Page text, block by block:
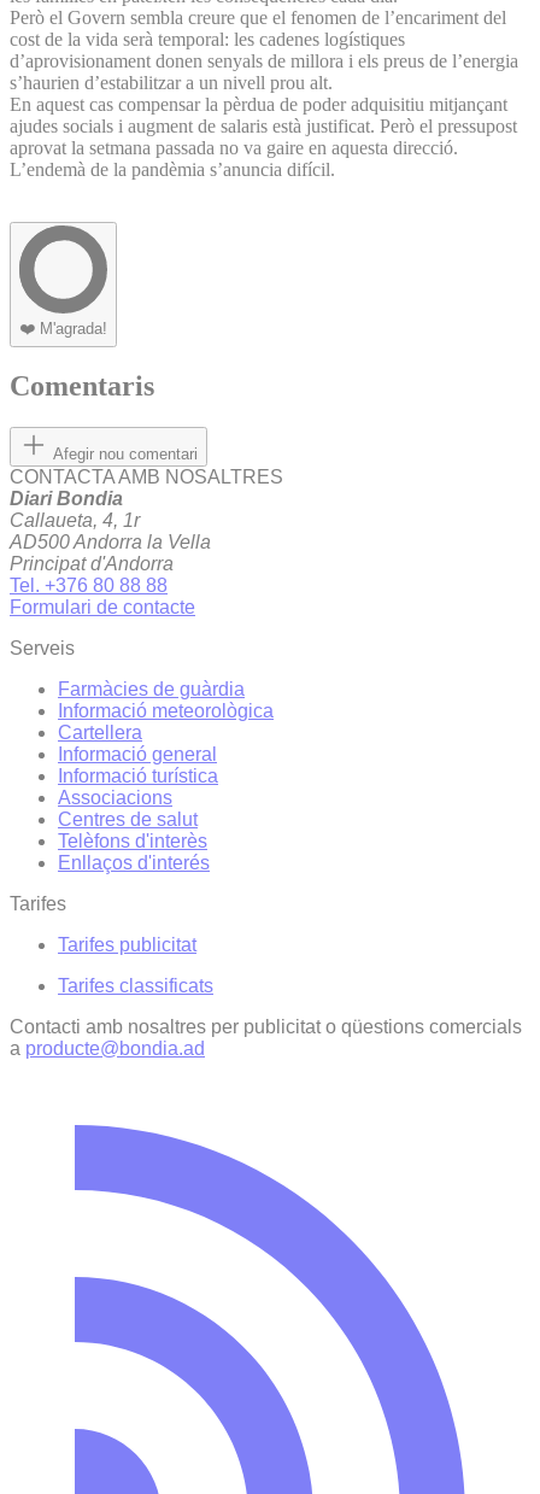
Però el Govern sembla creure que el fenomen de l’encariment del
cost de la vida serà temporal: les cadenes logístiques
d’aprovisionament donen senyals de millora i els preus de l’energia
s’haurien d’estabilitzar a un nivell prou alt.
En aquest cas compensar la pèrdua de poder adquisitiu mitjançant
ajudes socials i augment de salaris està justificat. Però el pressupost
aprovat la setmana passada no va gaire en aquesta direcció.
L’endemà de la pandèmia s’anuncia difícil.
❤️ M'agrada!
Comentaris
Afegir nou comentari
CONTACTA AMB NOSALTRES
Diari Bondia
Callaueta, 4, 1r
AD500 Andorra la Vella
Principat d'Andorra
Tel. +376 80 88 88
Formulari de contacte
Serveis
Farmàcies de guàrdia
Informació meteorològica
Cartellera
Informació general
Informació turística
Associacions
Centres de salut
Telèfons d'interès
Enllaços d'interés
Tarifes
Tarifes publicitat
Tarifes classificats
Contacti amb nosaltres per publicitat o qüestions comercials
a producte@bondia.ad